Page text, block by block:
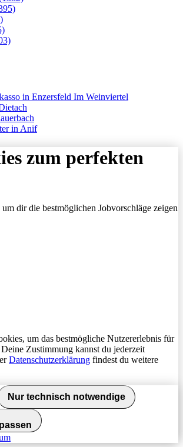
in Enzersfeld Im Weinviertel
in Anif
zum perfekten
dir die bestmöglichen Jobvorschläge zeigen
um das bestmögliche Nutzererlebnis für
Zustimmung kannst du jederzeit
Datenschutzerklärung findest du weitere
Nur technisch notwendige